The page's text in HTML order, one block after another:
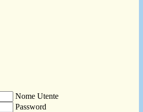
Nome Utente
Password